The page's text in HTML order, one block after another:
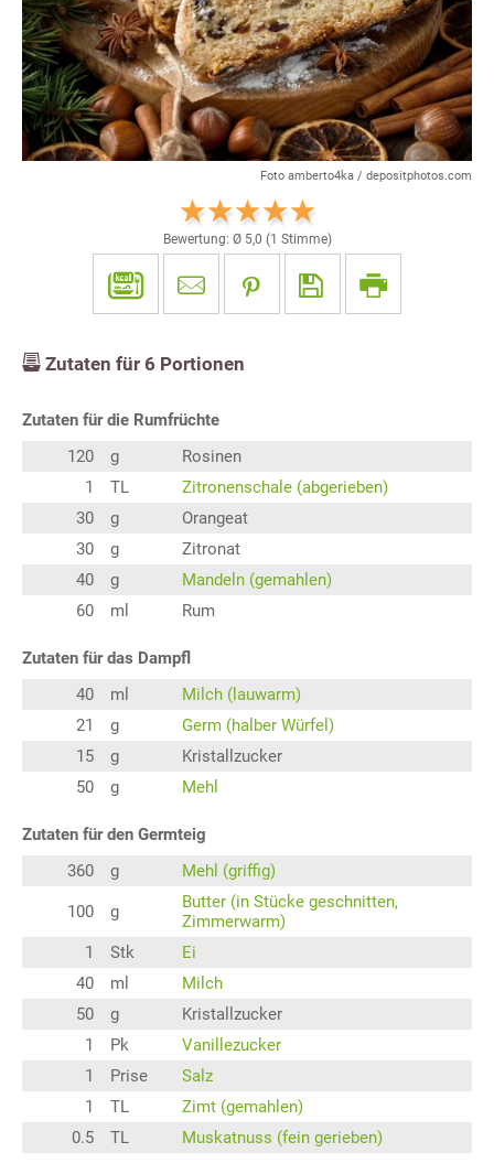
Foto amberto4ka / depositphotos.com
Bewertung: Ø 5,0 (1 Stimme)
Zutaten für 6 Portionen
Zutaten für die Rumfrüchte
120
g
Rosinen
1
TL
Zitronenschale (abgerieben)
30
g
Orangeat
30
g
Zitronat
40
g
Mandeln (gemahlen)
60
ml Rum
Zutaten für das Dampfl
40
ml
Milch (lauwarm)
21
g
Germ (halber Würfel)
15
g
Kristallzucker
50
g Mehl
Zutaten für den Germteig
360
g Mehl (griffig)
100 g
Butter (in Stücke geschnitten,
Zimmerwarm)
1
Stk
Ei
40
ml
Milch
50
g
Kristallzucker
1
Pk
Vanillezucker
1
Prise
Salz
1
TL
Zimt (gemahlen)
0.5
TL Muskatnuss (fein gerieben)